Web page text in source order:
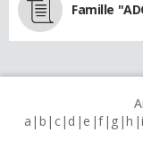
Famille
a b c d e f g h i